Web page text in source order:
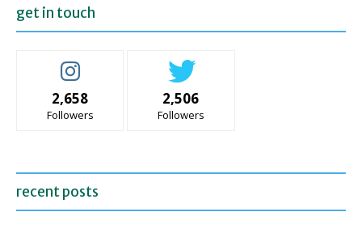
get in touch
2,658
Followers
2,506
Followers
recent posts